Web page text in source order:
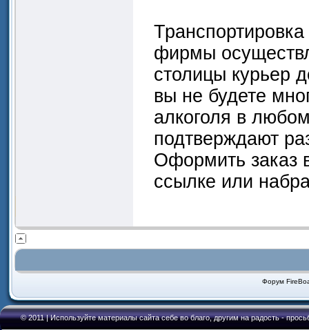
фирмы
столицы курьер
вы не будете
алкоголя в
подтверждают
Оформить заказ
ссылке или
Форум
© 2011 | Используйте материалы сайта себе во благо, другим на радость -